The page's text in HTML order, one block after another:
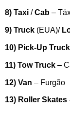
8) Taxi /Cab –
9) Truck (EUA)/
10) Pick-Up Truck
11) Tow Truck –
12) Van – Furgão
13) Roller Skates